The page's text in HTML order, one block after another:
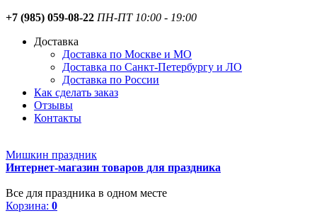
+7 (985) 059-08-22 ПН-ПТ 10:00 - 19:00
Доставка
Доставка по Москве и МО
Доставка по Санкт-Петербургу и ЛО
Доставка по России
Как сделать заказ
Отзывы
Контакты
Мишкин праздник
Интернет-магазин товаров для праздника
Все для праздника в одном месте
Корзина: 0